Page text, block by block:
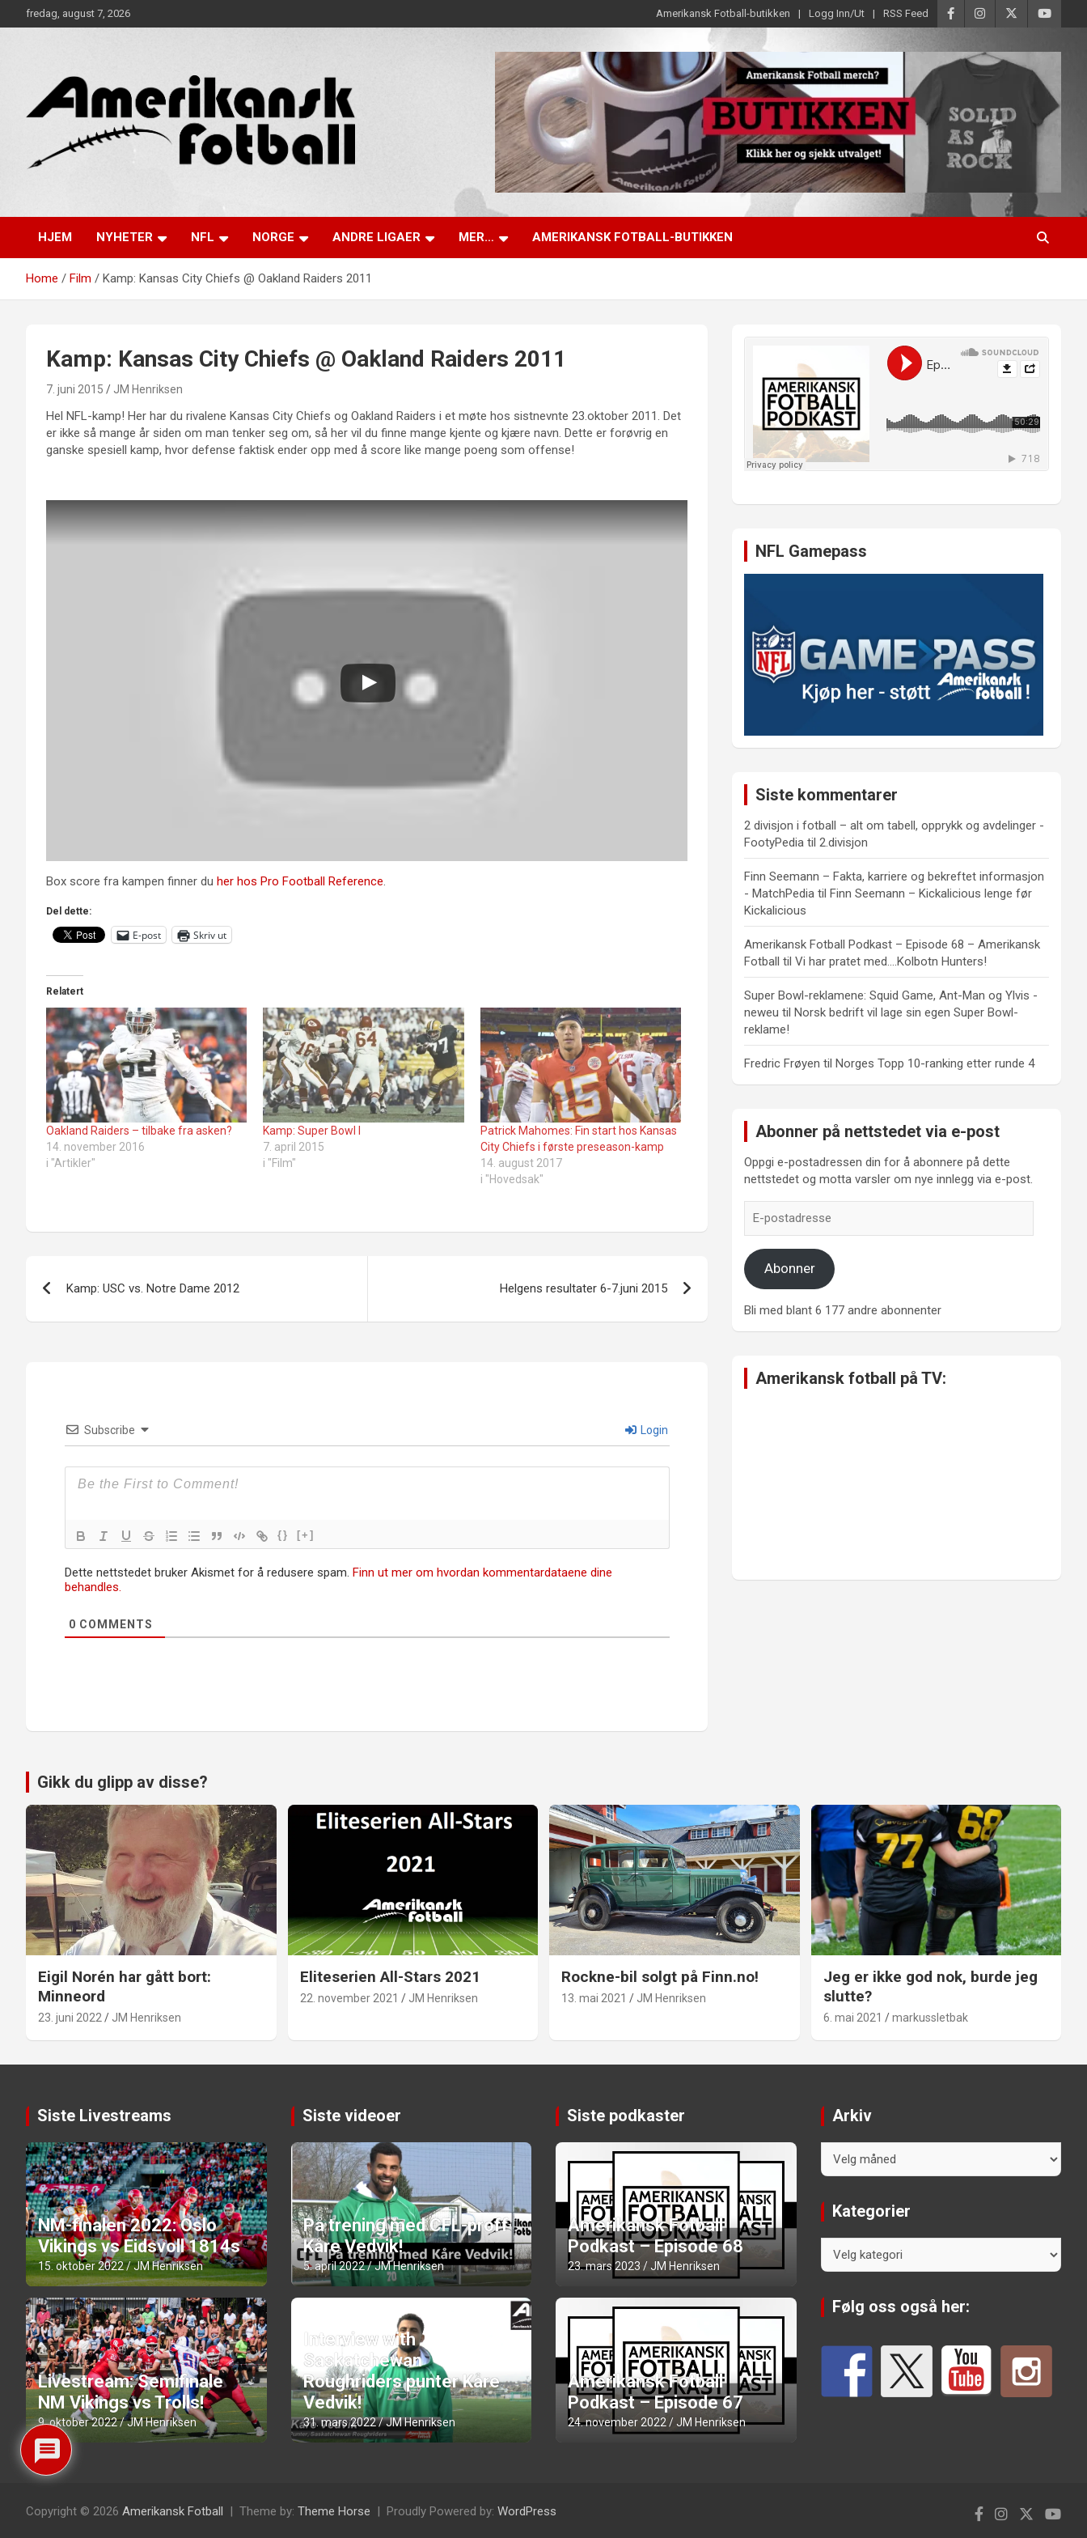
to
fredag, august 7, 2026 Amerikansk Fotball-butikken Logg Inn/Ut RSS Feed
HJEM NYHETER NFL NORGE ANDRE LIGAER MER… AMERIKANSK FOTBALL-BUTIKKEN
Home Film Kamp: Kansas City Chiefs @ Oakland Raiders 2011
Kamp: Kansas City Chiefs @ Oakland Raiders 2011
7. juni 2015 JM Henriksen
Hel NFL-kamp! Her har du rivalene Kansas City Chiefs og Oakland Raiders i et møte hos sistnevnte 23.oktober 2011. Det
er ikke så mange år siden om man tenker seg om, så her vil du finne mange kjente og kjære navn. Dette er forøvrig en
ganske spesiell kamp, hvor defense faktisk ender opp med å score like mange poeng som offense!
Box score fra kampen finner du her hos Pro Football Reference.
Del dette:
E-post Skriv ut
Relatert
Oakland Raiders – tilbake fra asken?
14. november 2016
i "Artikler"
Kamp: Super Bowl I
7. april 2015
i "Film"
Patrick Mahomes: Fin start hos Kansas
City Chiefs i første preseason-kamp
14. august 2017
i "Hovedsak"
Kamp: USC vs. Notre Dame 2012 Helgens resultater 6-7.juni 2015
Subscribe Login
{} [+]
Dette nettstedet bruker Akismet for å redusere spam. Finn ut mer om hvordan kommentardataene dine
behandles.
0 COMMENTS
NFL Gamepass
Siste kommentarer
2 divisjon i fotball – alt om tabell, opprykk og avdelinger -
FootyPedia til2.divisjon
Finn Seemann – Fakta, karriere og bekreftet informasjon
- MatchPedia tilFinn Seemann – Kickalicious lenge før
Kickalicious
Amerikansk Fotball Podkast – Episode 68 – Amerikansk
Fotball tilVi har pratet med….Kolbotn Hunters!
Super Bowl-reklamene: Squid Game, Ant-Man og Ylvis -
neweu tilNorsk bedrift vil lage sin egen Super Bowl-
reklame!
Fredric Frøyen tilNorges Topp 10-ranking etter runde 4
Abonner på nettstedet via e-post
Oppgi e-postadressen din for å abonnere på dette
nettstedet og motta varsler om nye innlegg via e-post.
postadresse
Abonner
Bli med blant 6 177 andre abonnenter
Amerikansk fotball på TV:
Gikk du glipp av disse?
Eigil Norén har gått bort:
Minneord
23. juni 2022 JM Henriksen
Eliteserien All-Stars 2021
22. november 2021 JM Henriksen
Rockne-bil solgt på Finn.no!
13. mai 2021 JM Henriksen
Jeg er ikke god nok, burde jeg
slutte?
6. mai 2021 markussletbak
Siste Livestreams
NM-finalen 2022: Oslo
Vikings vs Eidsvoll 1814s
15. oktober 2022 JM Henriksen
Livestream: Semifinale
NM Vikings vs Trolls!
9. oktober 2022 JM Henriksen
Siste videoer
På trening med CFL-proff
Kåre Vedvik!
5. april 2022 JM Henriksen
Interview with
Saskatchewan
Roughriders punter Kåre
Vedvik!
31. mars 2022 JM Henriksen
Siste podkaster
Amerikansk Fotball
Podkast – Episode 68
23. mars 2023 JM Henriksen
Amerikansk Fotball
Podkast – Episode 67
24. november 2022 JM Henriksen
Arkiv
Kategorier
Følg oss også her:
Copyright © 2026 Amerikansk Fotball Theme by: Theme Horse Proudly Powered by: WordPress